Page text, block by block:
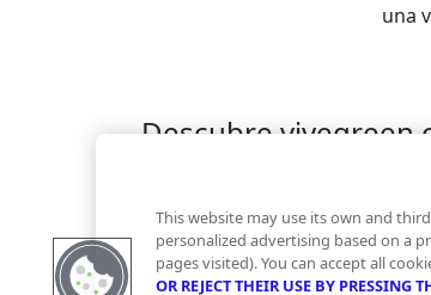
una
Descubre
Financiación
This website may use its own and
personalized advertising based on a
pages visited). You can accept all
OR REJECT THEIR USE BY PRESSING